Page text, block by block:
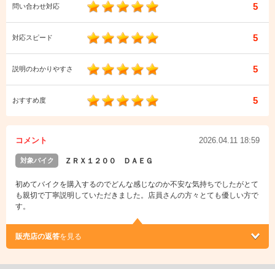
問い合わせ対応 5
対応スピード 5
説明のわかりやすさ 5
おすすめ度 5
コメント 2026.04.11 18:59
対象バイク ＺＲＸ１２００ ＤＡＥＧ
初めてバイクを購入するのでどんな感じなのか不安な気持ちでしたがとて
も親切で丁寧説明していただきました。店員さんの方々とても優しい方で
す。
販売店の返答を見る